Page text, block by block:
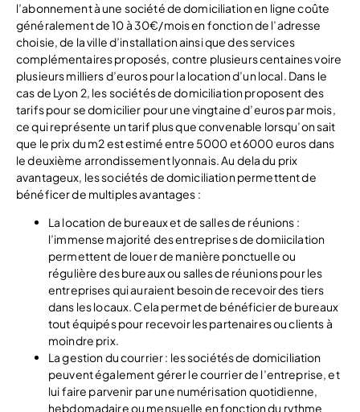
l’abonnement à une société de domiciliation en ligne coûte
généralement de 10 à 30€/mois en fonction de l’adresse
choisie, de la ville d’installation ainsi que des services
complémentaires proposés, contre plusieurs centaines voire
plusieurs milliers d’euros pour la location d’un local. Dans le
cas de Lyon 2, les sociétés de domiciliation proposent des
tarifs pour se domicilier pour une vingtaine d’euros par mois,
ce qui représente un tarif plus que convenable lorsqu’on sait
que le prix du m2 est estimé entre 5000 et 6000 euros dans
le deuxième arrondissement lyonnais. Au dela du prix
avantageux, les sociétés de domiciliation permettent de
bénéficer de multiples avantages :
La location de bureaux et de salles de réunions :
l’immense majorité des entreprises de domiicilation
permettent de louer de manière ponctuelle ou
régulière des bureaux ou salles de réunions pour les
entreprises qui auraient besoin de recevoir des tiers
dans les locaux. Cela permet de bénéficier de bureaux
tout équipés pour recevoir les partenaires ou clients à
moindre prix.
La gestion du courrier : les sociétés de domiciliation
peuvent également gérer le courrier de l’entreprise, et
lui faire parvenir par une numérisation quotidienne,
hebdomadaire ou mensuelle en fonction du rythme